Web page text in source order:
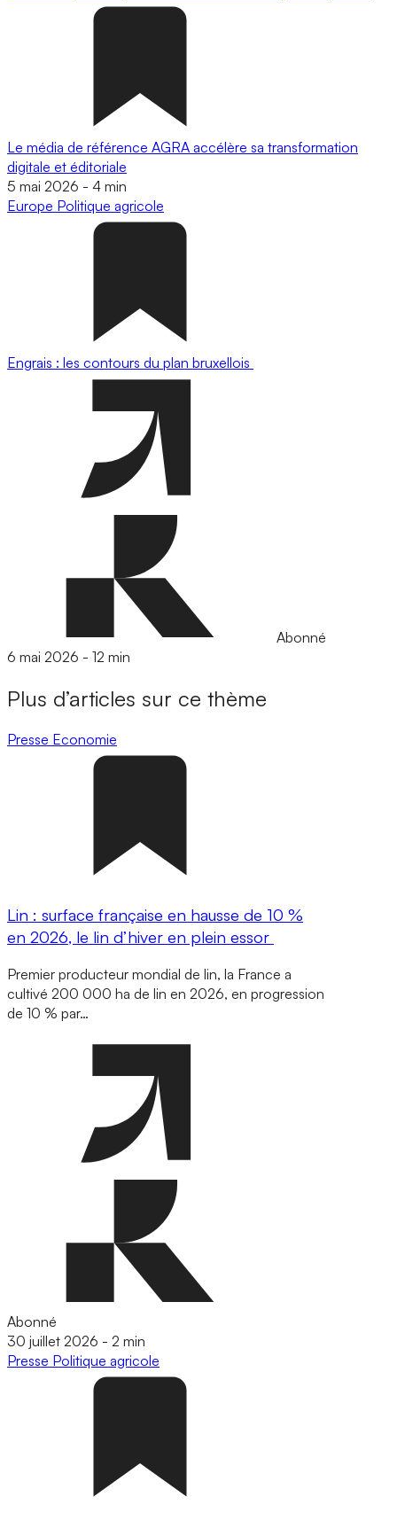
Le média de référence AGRA accélère sa transformation
digitale et éditoriale
5 mai 2026 - 4 min
Europe Politique agricole
Engrais : les contours du plan bruxellois
Abonné
6 mai 2026 - 12 min
Plus d’articles sur ce thème
Presse Economie
Lin : surface française en hausse de 10 %
en 2026, le lin d’hiver en plein essor
Premier producteur mondial de lin, la France a
cultivé 200 000 ha de lin en 2026, en progression
de 10 % par…
Abonné
30 juillet 2026 - 2 min
Presse Politique agricole